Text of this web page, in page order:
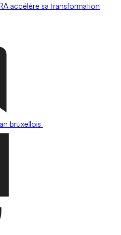
accélère sa transformation
bruxellois